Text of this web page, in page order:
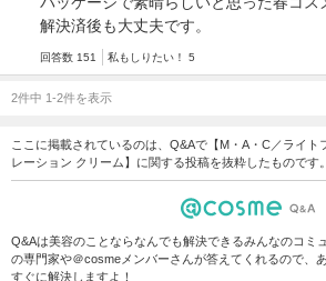
解決済後も大丈夫です。
回答数 151 私もしりたい！ 5
2件中 1-2件を表示
ここに掲載されているのは、Q&Aで【M・A・C／ライト
レーション クリーム】に関する投稿を抜粋したものです。
Q&Aは美容のことならなんでも解決できるみんなのコミ
の専門家や＠cosmeメンバーさんが答えてくれるので、
すぐに解決しますよ！